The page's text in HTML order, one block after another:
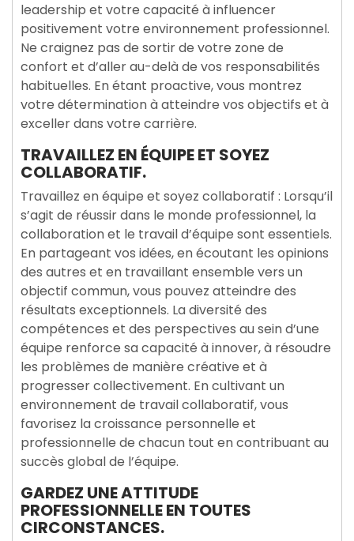
leadership et votre capacité à influencer
positivement votre environnement professionnel.
Ne craignez pas de sortir de votre zone de
confort et d’aller au-delà de vos responsabilités
habituelles. En étant proactive, vous montrez
votre détermination à atteindre vos objectifs et à
exceller dans votre carrière.
TRAVAILLEZ EN ÉQUIPE ET SOYEZ
COLLABORATIF.
Travaillez en équipe et soyez collaboratif : Lorsqu’il
s’agit de réussir dans le monde professionnel, la
collaboration et le travail d’équipe sont essentiels.
En partageant vos idées, en écoutant les opinions
des autres et en travaillant ensemble vers un
objectif commun, vous pouvez atteindre des
résultats exceptionnels. La diversité des
compétences et des perspectives au sein d’une
équipe renforce sa capacité à innover, à résoudre
les problèmes de manière créative et à
progresser collectivement. En cultivant un
environnement de travail collaboratif, vous
favorisez la croissance personnelle et
professionnelle de chacun tout en contribuant au
succès global de l’équipe.
GARDEZ UNE ATTITUDE
PROFESSIONNELLE EN TOUTES
CIRCONSTANCES.